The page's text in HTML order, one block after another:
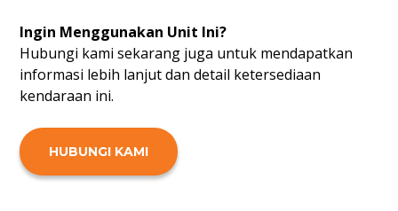
Ingin Menggunakan Unit Ini?
Hubungi kami sekarang juga untuk mendapatkan
informasi lebih lanjut dan detail ketersediaan
kendaraan ini.
HUBUNGI KAMI